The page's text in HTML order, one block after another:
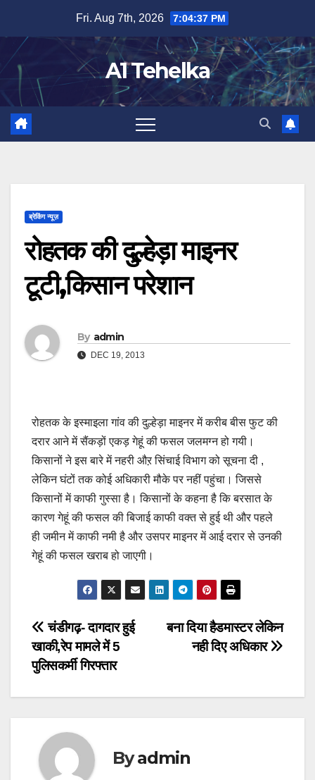
content
Fri. Aug 7th, 2026 7:04:37 PM
A1 Tehelka
ब्रेकिंग न्यूज़
रोहतक की दुल्हेड़ा माइनर
टूटी,किसान परेशान
By admin
DEC 19, 2013
रोहतक के इस्माइला गांव की दुल्हेड़ा माइनर में करीब बीस फुट की
दरार आने में सैंकड़ों एकड़ गेहूं की फसल जलमग्न हो गयी।
किसानों ने इस बारे में नहरी औऱ सिंचाई विभाग को सूचना दी ,
लेकिन घंटों तक कोई अधिकारी मौके पर नहीं पहुंचा। जिससे
किसानों में काफी गुस्सा है। किसानों के कहना है कि बरसात के
कारण गेहूं की फसल की बिजाई काफी वक्त से हुई थी और पहले
ही जमीन में काफी नमी है और उसपर माइनर में आई दरार से उनकी
गेहूं की फसल खराब हो जाएगी।
Post
navigation
बना दिया हैडमास्टर लेकिन
नही दिए अधिकार
चंडीगढ़- दागदार हुई
खाकी,रेप मामले में 5
पुलिसकर्मी गिरफ्तार
Byadmin